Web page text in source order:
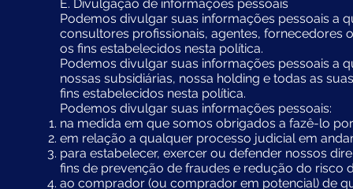
E. Divulgação de informações pessoais
Podemos divulgar suas informações pessoais a
consultores profissionais, agentes,
os fins estabelecidos nesta política.
Podemos divulgar suas informações pessoais a
nossas subsidiárias, nossa holding e todas as
fins estabelecidos nesta política.
Podemos divulgar suas informações pessoais:
na medida em que somos obrigados a fazê-lo
em relação a qualquer processo judicial em
para estabelecer, exercer ou defender nossos
fins de prevenção de fraudes e redução do risco
ao comprador (ou comprador em potencial) de